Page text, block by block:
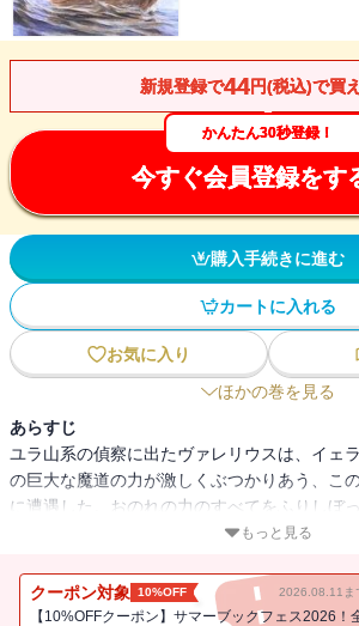
新規登録で44円(税込)で買
かんたん30秒登録！
今すぐ会員登録をす
購入手続きに進む
カートに入れる
お気に入り
ほかの巻を見る
あらすじ
ユラ山系の偵察に出たヴァレリウスは、イェ
の巨大な魔道の力が激しくぶつかりあう、こ
に遭遇した。おのれの力のすべてをふりしぼ
勢し、グラチウスを退けたヴァレリウスだが
インは、リンダに会うべくパロへ向かう途中
同行するマリウスの姿があった。（※電子書
もっと見る
クーポン対象 10%OFF 2026.08.11ま
【10%OFFクーポン】サマーブックフェス2026！